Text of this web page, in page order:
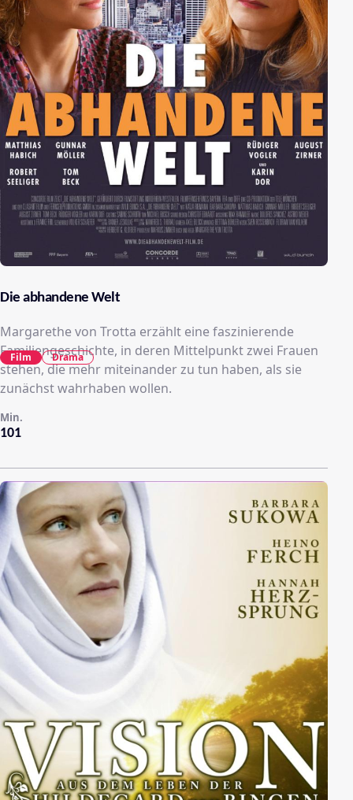
Die abhandene Welt
Margarethe von Trotta erzählt eine faszinierende
Familiengeschichte, in deren Mittelpunkt zwei Frauen
stehen, die mehr miteinander zu tun haben, als sie
zunächst wahrhaben wollen.
101
Min.
Film Drama